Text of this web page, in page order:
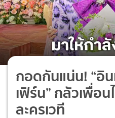
กอดกันแน่น! “อิ
เฟิร์น” กลัวเพื่อน
ละครเวที